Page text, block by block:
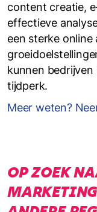
content creatie,
effectieve
een sterke
kunnen
tijdperk.
Meer weten?
OP ZOEK